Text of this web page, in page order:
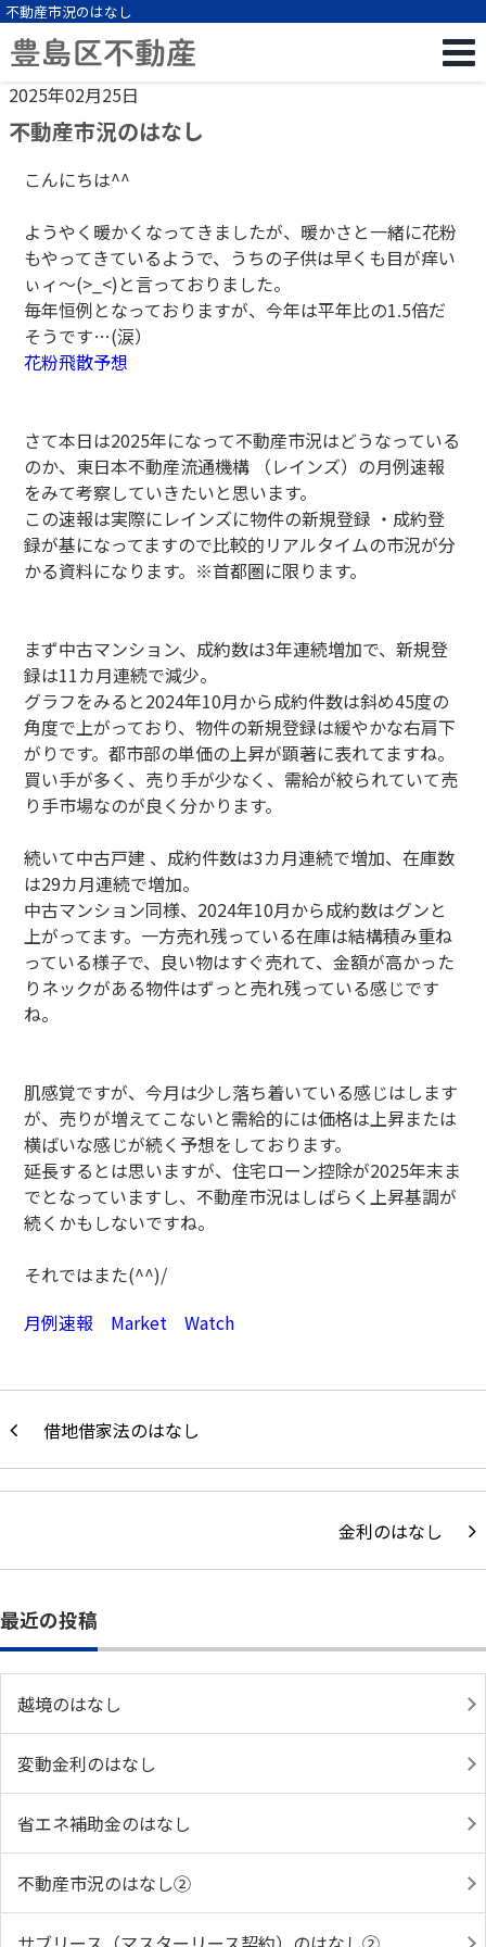
不動産市況のはなし
2025年02月25日
不動産市況のはなし
こんにちは^^
ようやく暖かくなってきましたが、暖かさと一緒に花粉
もやってきているようで、うちの子供は早くも目が痒い
ぃィ～(>_<)と言っておりました。
毎年恒例となっておりますが、今年は平年比の1.5倍だ
そうです…(涙）
花粉飛散予想
さて本日は2025年になって不動産市況はどうなっている
のか、東日本不動産流通機構 （レインズ）の月例速報
をみて考察していきたいと思います。
この速報は実際にレインズに物件の新規登録 ・成約登
録が基になってますので比較的リアルタイムの市況が分
かる資料になります。※首都圏に限ります。
まず中古マンション、成約数は3年連続増加で、新規登
録は11カ月連続で減少。
グラフをみると2024年10月から成約件数は斜め45度の
角度で上がっており、物件の新規登録は緩やかな右肩下
がりです。都市部の単価の上昇が顕著に表れてますね。
買い手が多く、売り手が少なく、需給が絞られていて売
り手市場なのが良く分かります。
続いて中古戸建 、成約件数は3カ月連続で増加、在庫数
は29カ月連続で増加。
中古マンション同様、2024年10月から成約数はグンと
上がってます。一方売れ残っている在庫は結構積み重ね
っている様子で、良い物はすぐ売れて、金額が高かった
りネックがある物件はずっと売れ残っている感じです
ね。
肌感覚ですが、今月は少し落ち着いている感じはします
が、売りが増えてこないと需給的には価格は上昇または
横ばいな感じが続く予想をしております。
延長するとは思いますが、住宅ローン控除が2025年末ま
でとなっていますし、不動産市況はしばらく上昇基調が
続くかもしないですね。
それではまた(^^)/
月例速報 Market Watch
借地借家法のはなし
金利のはなし
最近の投稿
越境のはなし
変動金利のはなし
省エネ補助金のはなし
不動産市況のはなし②